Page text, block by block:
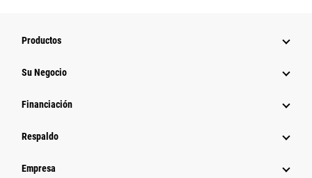
Productos
Su Negocio
Financiación
Respaldo
Empresa